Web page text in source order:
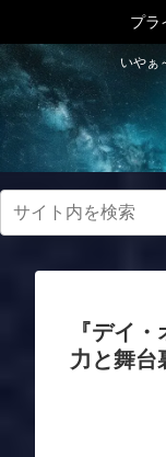
いやぁ
プラ
『デイ
力と舞台